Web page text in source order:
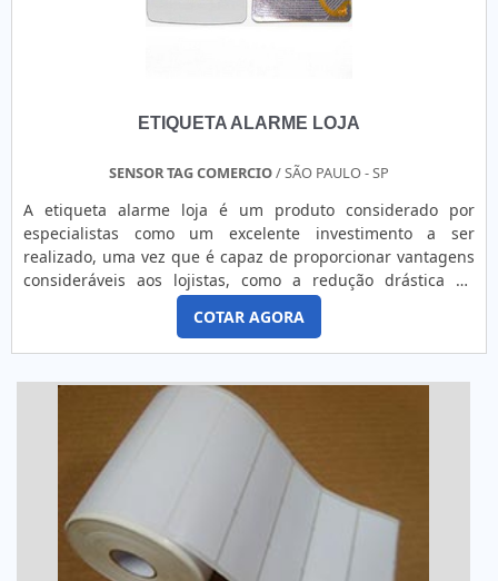
ETIQUETA ALARME LOJA
SENSOR TAG COMERCIO/ SÃO PAULO - SP
A etiqueta alarme loja é um produto considerado por
especialistas como um excelente investimento a ser
realizado, uma vez que é capaz de proporcionar vantagens
consideráveis aos lojistas, como a redução drástica do
número de furtos ocorridos no estabelecimento. A etiqueta
eletrônica de alarme pode ser de duas modalidades
diferentes: Etiquetas adesivas, que são utilizadas uma
COTAR AGORA